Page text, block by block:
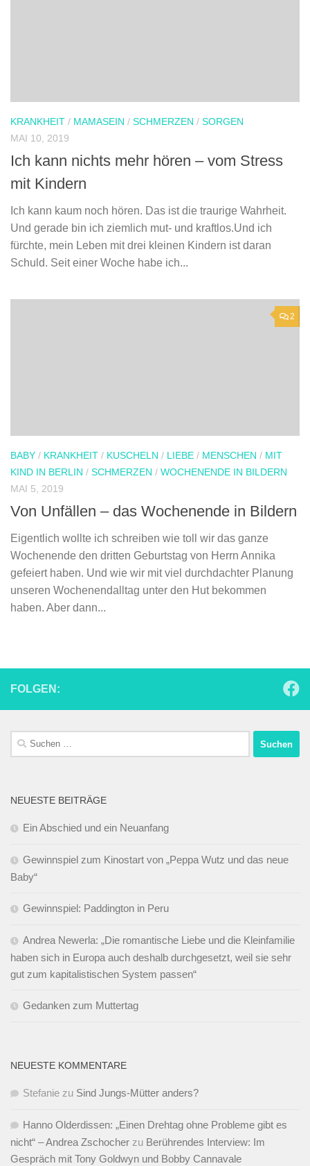
KRANKHEIT / MAMASEIN / SCHMERZEN / SORGEN
MAI 10, 2019
Ich kann nichts mehr hören – vom Stress
mit Kindern
Ich kann kaum noch hören. Das ist die traurige Wahrheit.
Und gerade bin ich ziemlich mut- und kraftlos.Und ich
fürchte, mein Leben mit drei kleinen Kindern ist daran
Schuld. Seit einer Woche habe ich...
2
BABY / KRANKHEIT / KUSCHELN / LIEBE / MENSCHEN / MIT
KIND IN BERLIN / SCHMERZEN / WOCHENENDE IN BILDERN
MAI 5, 2019
Von Unfällen – das Wochenende in Bildern
Eigentlich wollte ich schreiben wie toll wir das ganze
Wochenende den dritten Geburtstag von Herrn Annika
gefeiert haben. Und wie wir mit viel durchdachter Planung
unseren Wochenendalltag unter den Hut bekommen
haben. Aber dann...
FOLGEN:
Suchen
nach:
NEUESTE BEITRÄGE
Ein Abschied und ein Neuanfang
Gewinnspiel zum Kinostart von „Peppa Wutz und das neue
Baby“
Gewinnspiel: Paddington in Peru
Andrea Newerla: „Die romantische Liebe und die Kleinfamilie
haben sich in Europa auch deshalb durchgesetzt, weil sie sehr
gut zum kapitalistischen System passen“
Gedanken zum Muttertag
NEUESTE KOMMENTARE
Stefanie zu Sind Jungs-Mütter anders?
Hanno Olderdissen: „Einen Drehtag ohne Probleme gibt es
nicht“ – Andrea Zschocher zu Berührendes Interview: Im
Gespräch mit Tony Goldwyn und Bobby Cannavale